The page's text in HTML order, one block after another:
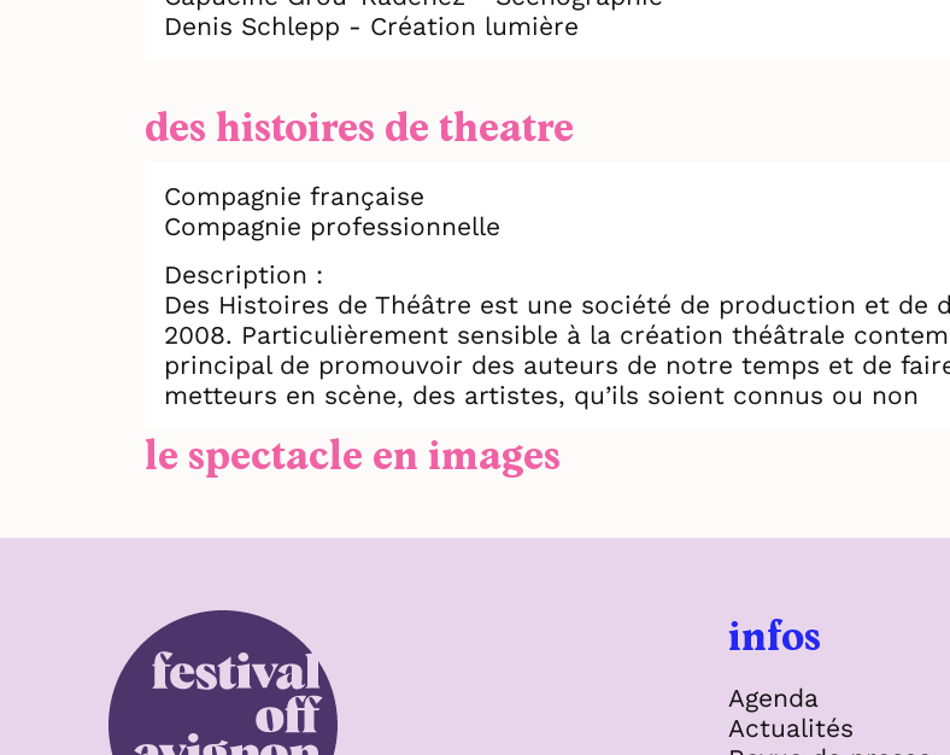
Denis Schlepp - Création lumière
des histoires de theatre
Compagnie française
Compagnie professionnelle
Description :
Des Histoires de Théâtre est une société de production et de
2008. Particulièrement sensible à la création théâtrale
principal de promouvoir des auteurs de notre temps et de
metteurs en scène, des artistes, qu’ils soient connus ou non
le spectacle en images
infos
Agenda
Actualités